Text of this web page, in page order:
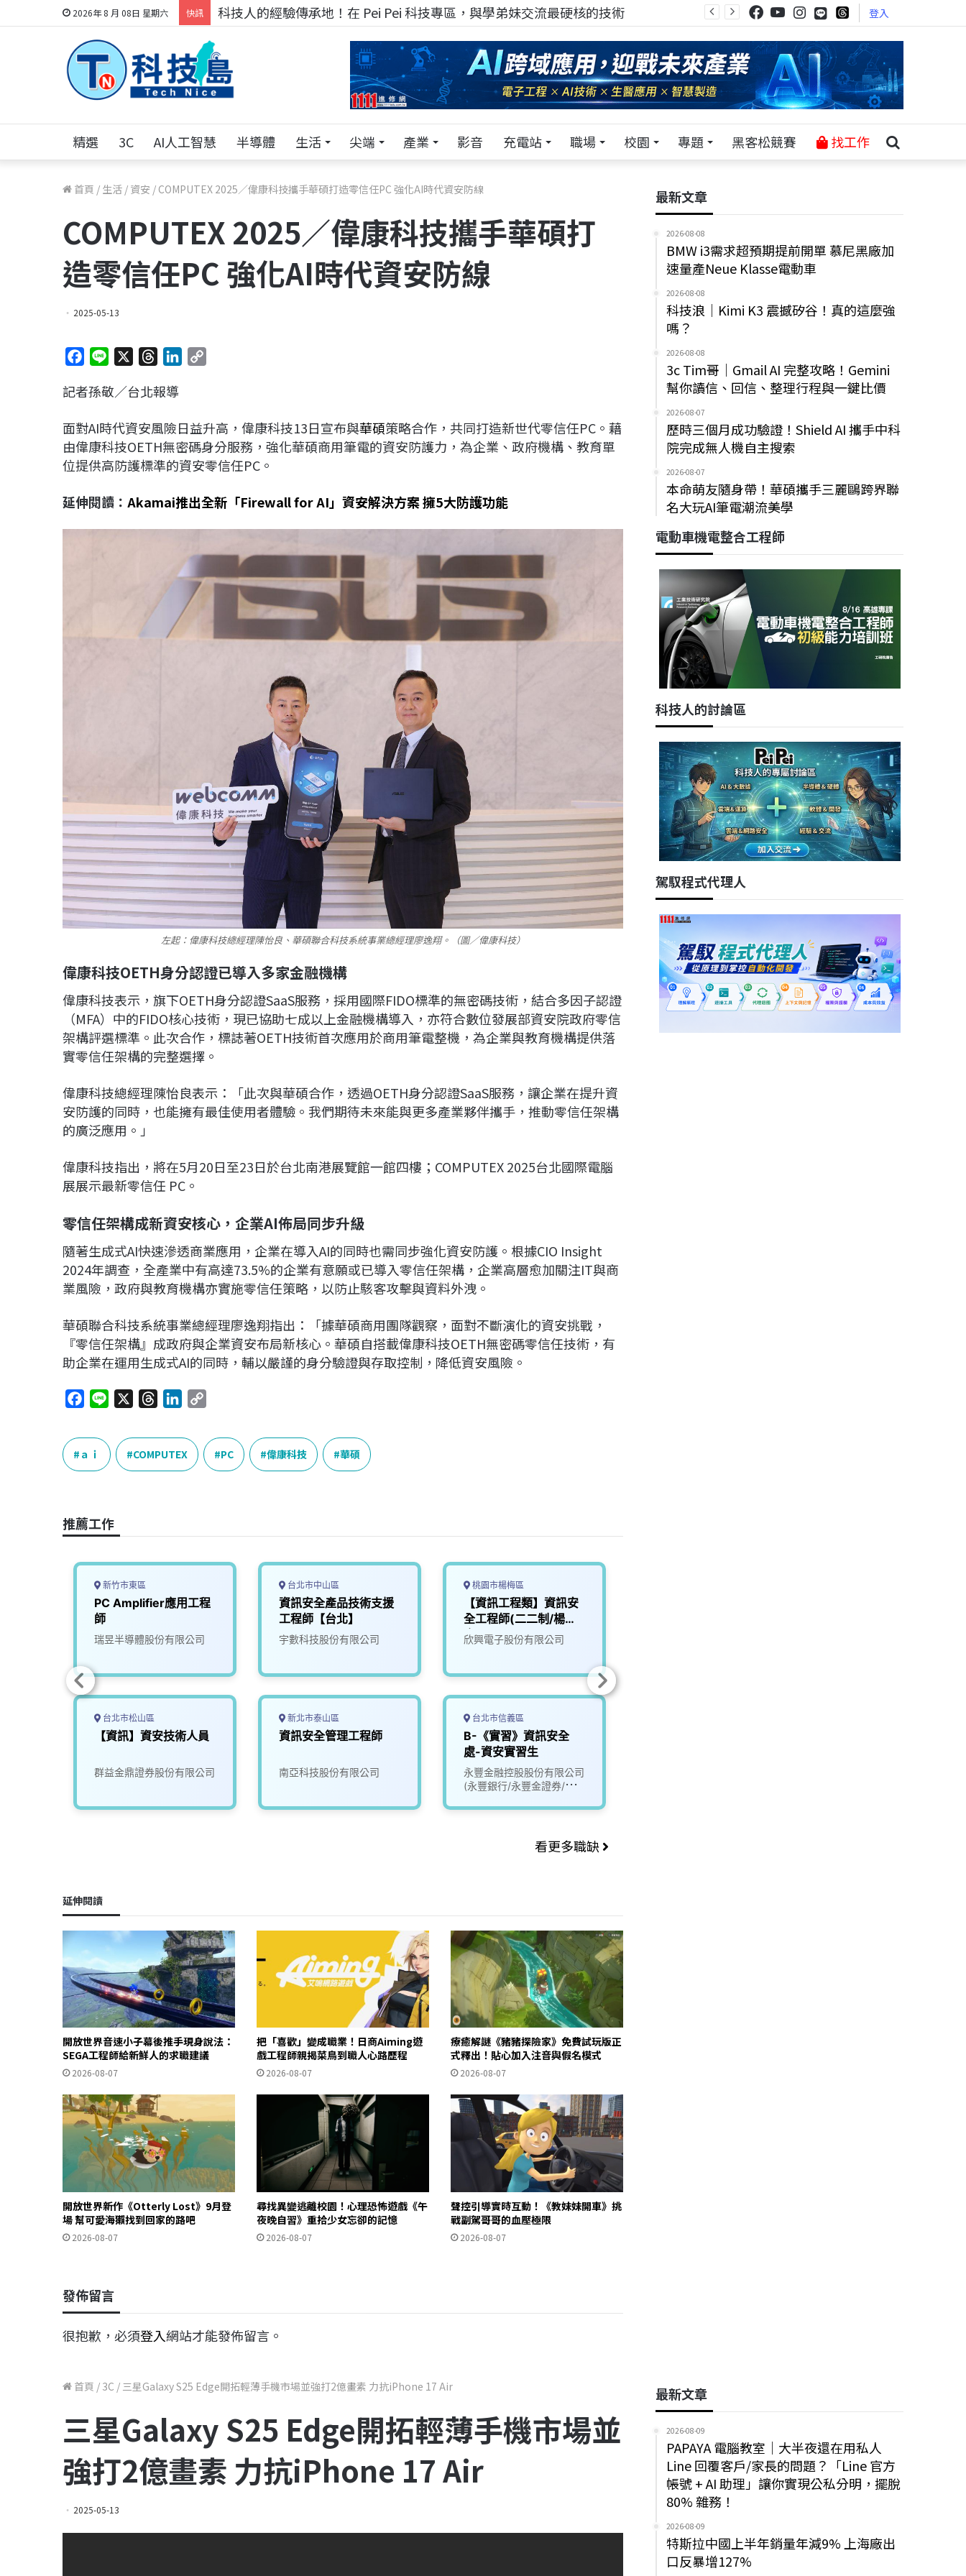
2026年 8 月 08日 星期六 快訊 科技人的經驗傳承地！在 Pei Pei 科技專區，與學弟妹交流最硬核的技術 登入
精選 3C AI人工智慧 半導體 生活 尖端 產業 影音 充電站 職場 校園 專題 黑客松競賽 找工作
首頁 / 生活 / 資安 / COMPUTEX 2025／偉康科技攜手華碩打造零信任PC 強化AI時代資安防線
COMPUTEX 2025／偉康科技攜手華碩打
造零信任PC 強化AI時代資安防線
2025-05-13
c
b
o
o
n
r
a
d
s
e
d
I
L
i
n
記者孫敬／台北報導
面對AI時代資安風險日益升高，偉康科技13日宣布與華碩策略合作，共同打造新世代零信任PC。藉
由偉康科技OETH無密碼身分服務，強化華碩商用筆電的資安防護力，為企業、政府機構、教育單
位提供高防護標準的資安零信任PC。
延伸閱讀： Akamai推出全新「Firewall for AI」資安解決方案 擁5大防護功能
左起：偉康科技總經理陳怡良、華碩聯合科技系統事業總經理廖逸翔。（圖／偉康科技）
偉康科技OETH身分認證已導入多家金融機構
偉康科技表示，旗下OETH身分認證SaaS服務，採用國際FIDO標準的無密碼技術，結合多因子認證
（MFA）中的FIDO核心技術，現已協助七成以上金融機構導入，亦符合數位發展部資安院政府零信
架構評選標準。此次合作，標誌著OETH技術首次應用於商用筆電整機，為企業與教育機構提供落
實零信任架構的完整選擇。
偉康科技總經理陳怡良表示：「此次與華碩合作，透過OETH身分認證SaaS服務，讓企業在提升資
安防護的同時，也能擁有最佳使用者體驗。我們期待未來能與更多產業夥伴攜手，推動零信任架構
的廣泛應用。」
偉康科技指出，將在5月20日至23日於台北南港展覽館一館四樓；COMPUTEX 2025台北國際電腦
展展示最新零信任 PC。
零信任架構成新資安核心，企業AI佈局同步升級
隨著生成式AI快速滲透商業應用，企業在導入AI的同時也需同步強化資安防護。根據CIO Insight
2024年調查，全產業中有高達73.5%的企業有意願或已導入零信任架構，企業高層愈加關注IT與商
業風險，政府與教育機構亦實施零信任策略，以防止駭客攻擊與資料外洩。
華碩聯合科技系統事業總經理廖逸翔指出：「據華碩商用團隊觀察，面對不斷演化的資安挑戰，
『零信任架構』成政府與企業資安布局新核心。華碩自搭載偉康科技OETH無密碼零信任技術，有
助企業在運用生成式AI的同時，輔以嚴謹的身分驗證與存取控制，降低資安風險。
c
e
b
k
e
r
e
a
n
k
e
p
L
ａｉ COMPUTEX PC 偉康科技 華碩
推薦工作
新竹市東區
PC Amplifier應用工程
師
瑞昱半導體股份有限公司
台北市松山區
【資訊】資安技術人員
群益金鼎證券股份有限公司
台北市中山區
資訊安全產品技術支援
工程師【台北】
宇數科技股份有限公司
新北市泰山區
資訊安全管理工程師
南亞科技股份有限公司
桃園市楊梅區
【資訊工程類】資訊安
全工程師(二二制/楊梅
廠區)
欣興電子股份有限公司
台北市信義區
B-《實習》資訊安全
處-資安實習生
永豐金融控股股份有限公司
(永豐銀行/永豐金證券/永豐
看更多職缺
延伸閱讀
開放世界音速小子幕後推手現身說法：
SEGA工程師給新鮮人的求職建議
2026-08-07
把「喜歡」變成職業！日商Aiming遊
戲工程師親揭菜鳥到職人心路歷程
2026-08-07
療癒解謎《豬豬探險家》免費試玩版正
式釋出！貼心加入注音與假名模式
2026-08-07
開放世界新作《Otterly Lost》9月登
場 幫可愛海獺找到回家的路吧
2026-08-07
尋找異變逃離校園！心理恐怖遊戲《午
夜晚自習》重拾少女忘卻的記憶
2026-08-07
聲控引導實時互動！《教妹妹開車》挑
戰副駕哥哥的血壓極限
2026-08-07
發佈留言
很抱歉，必須登入網站才能發佈留言。
最新文章
2026-08-08
BMW i3需求超預期提前開單 慕尼黑廠加
速量產Neue Klasse電動車
2026-08-08
科技浪｜Kimi K3 震撼矽谷！真的這麼強
嗎？
2026-08-08
3c Tim哥｜Gmail AI 完整攻略！Gemini
幫你讀信、回信、整理行程與一鍵比價
2026-08-07
歷時三個月成功驗證！Shield AI 攜手中科
院完成無人機自主搜索
2026-08-07
本命萌友隨身帶！華碩攜手三麗鷗跨界聯
名大玩AI筆電潮流美學
電動車機電整合工程師
科技人的討論區
駕馭程式代理人